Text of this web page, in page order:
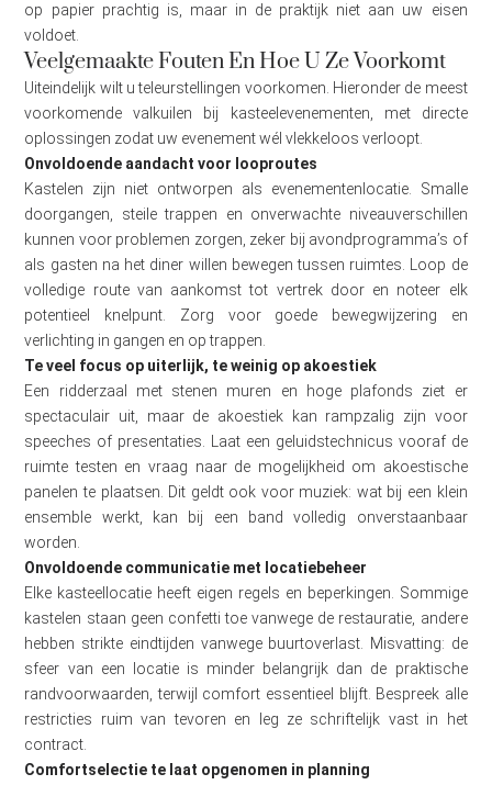
op papier prachtig is, maar in de praktijk niet aan uw eisen
voldoet.
Veelgemaakte Fouten En Hoe U Ze Voorkomt
Uiteindelijk wilt u teleurstellingen voorkomen. Hieronder de meest
voorkomende valkuilen bij kasteelevenementen, met directe
oplossingen zodat uw evenement wél vlekkeloos verloopt.
Onvoldoende aandacht voor looproutes
Kastelen zijn niet ontworpen als evenementenlocatie. Smalle
doorgangen, steile trappen en onverwachte niveauverschillen
kunnen voor problemen zorgen, zeker bij avondprogramma’s of
als gasten na het diner willen bewegen tussen ruimtes. Loop de
volledige route van aankomst tot vertrek door en noteer elk
potentieel knelpunt. Zorg voor goede bewegwijzering en
verlichting in gangen en op trappen.
Te veel focus op uiterlijk, te weinig op akoestiek
Een ridderzaal met stenen muren en hoge plafonds ziet er
spectaculair uit, maar de akoestiek kan rampzalig zijn voor
speeches of presentaties. Laat een geluidstechnicus vooraf de
ruimte testen en vraag naar de mogelijkheid om akoestische
panelen te plaatsen. Dit geldt ook voor muziek: wat bij een klein
ensemble werkt, kan bij een band volledig onverstaanbaar
worden.
Onvoldoende communicatie met locatiebeheer
Elke kasteellocatie heeft eigen regels en beperkingen. Sommige
kastelen staan geen confetti toe vanwege de restauratie, andere
hebben strikte eindtijden vanwege buurtoverlast. Misvatting: de
sfeer van een locatie is minder belangrijk dan de praktische
randvoorwaarden, terwijl comfort essentieel blijft. Bespreek alle
restricties ruim van tevoren en leg ze schriftelijk vast in het
contract.
Comfortselectie te laat opgenomen in planning